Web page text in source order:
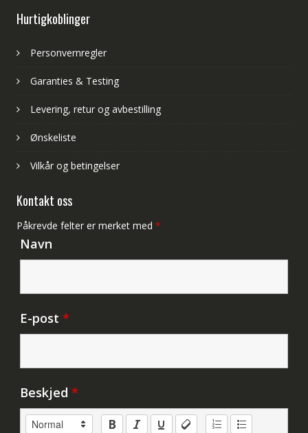
Hurtigkoblinger
Personvernregler
Garanties & Testing
Levering, retur og avbestilling
Ønskeliste
Vilkår og betingelser
Kontakt oss
Påkrevde felter er merket med *
Navn
E-post *
Beskjed *